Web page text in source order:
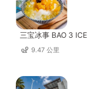
三宝冰事 BAO 3 ICE
9.47 公里